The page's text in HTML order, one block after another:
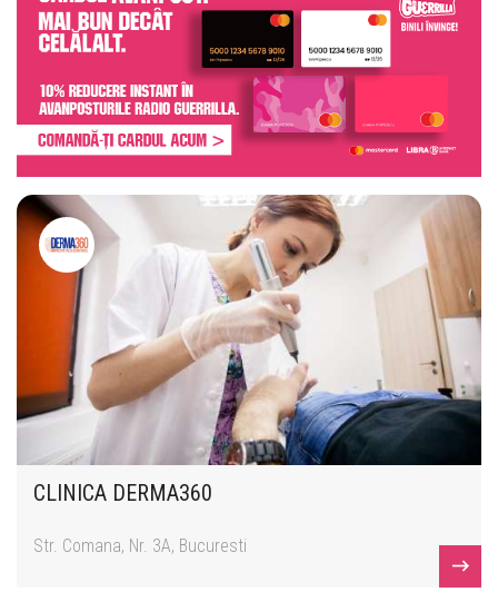
CLINICA DERMA360
Str. Comana, Nr. 3A, Bucuresti